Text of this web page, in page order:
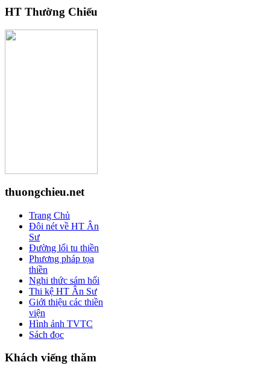
HT Thường Chiếu
thuongchieu.net
Trang Chủ
Đôi nét về HT Ân
Sư
Đường lối tu thiền
Phương pháp tọa
thiền
Nghi thức sám hối
Thi kệ HT Ân Sư
Giới thiệu các thiền
viện
Hình ảnh TVTC
Sách đọc
Khách viếng thăm